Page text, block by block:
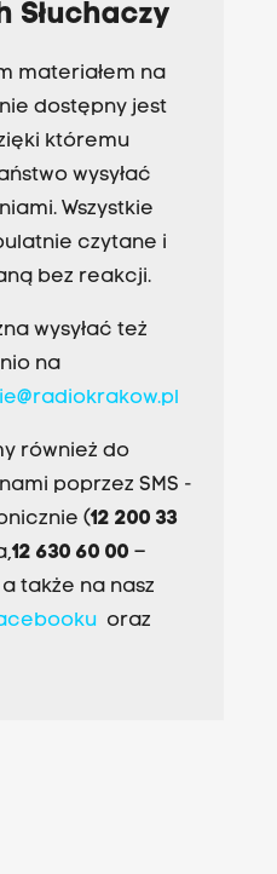
Słuchaczy
materiałem na
dostępny jest
któremu
wysyłać
Wszystkie
czytane i
bez reakcji.
wysyłać też
na
również do
poprzez SMS -
(12 200 33
12 630 60 00 –
także na nasz
oraz